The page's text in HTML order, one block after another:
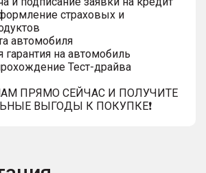
страховых и
автомобиля
гарантия на автомобиль
Тест-драйва
ПРЯМО СЕЙЧАС И ПОЛУЧИТЕ
ВЫГОДЫ К ПОКУПКЕ❗